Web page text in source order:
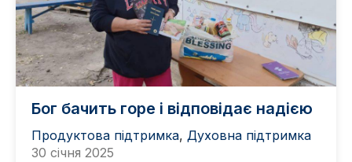
Бог бачить горе і відповідає надією
Продуктова підтримка, Духовна підтримка
30 січня 2025